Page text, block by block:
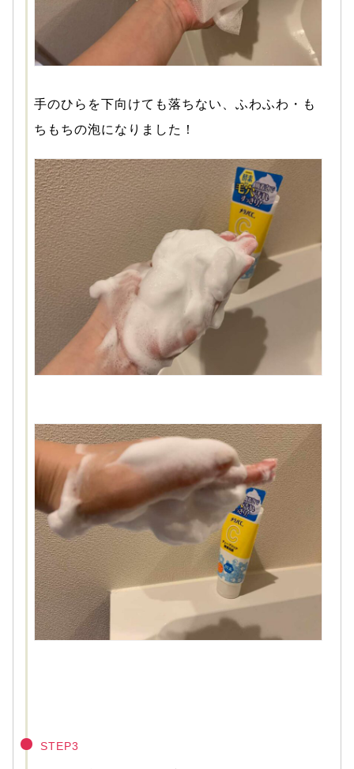
手のひらを下向けても落ちない、ふわふわ・も
ちもちの泡になりました！
STEP3